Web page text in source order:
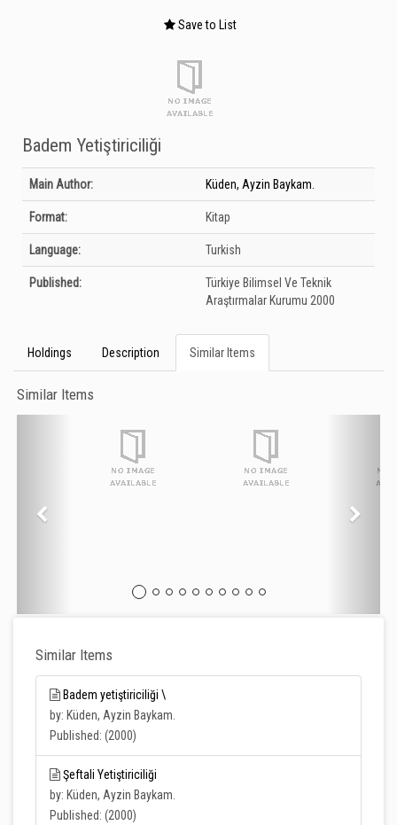
Save to List
Badem Yetiştiriciliği
Bibliographic Details
Main Author: Küden, Ayzin Baykam.
Format: Kitap
Language: Turkish
Published:
Türkiye Bilimsel Ve Teknik
Araştırmalar Kurumu 2000
Holdings Description Similar Items
Similar Items
Similar Items
Badem yetiştiriciliği \
by: Küden, Ayzin Baykam.
Published: (2000)
Şeftali Yetiştiriciliği
by: Küden, Ayzin Baykam.
Published: (2000)